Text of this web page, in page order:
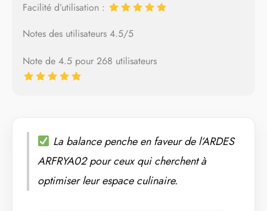
Facilité d’utilisation :
Notes des utilisateurs 4.5/5
Note de 4.5 pour 268 utilisateurs
La balance penche en faveur de l’ARDES
ARFRYA02 pour ceux qui cherchent à
optimiser leur espace culinaire.